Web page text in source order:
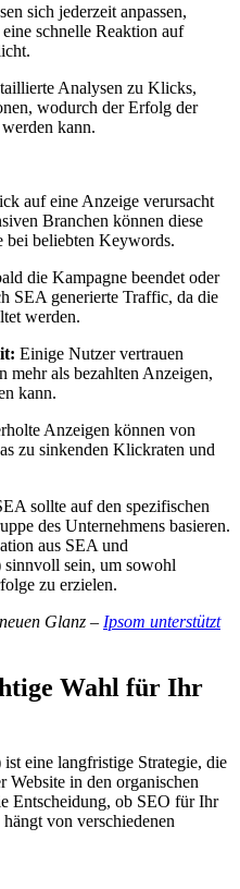
sich jederzeit anpassen,
schnelle Reaktion auf
Analysen zu Klicks,
wodurch der Erfolg der
kann.
auf eine Anzeige verursacht
Branchen können diese
bei beliebten Keywords.
die Kampagne beendet oder
SEA generierte Traffic, da die
werden.
Einige Nutzer vertrauen
mehr als bezahlten Anzeigen,
kann.
Anzeigen können von
zu sinkenden Klickraten und
sollte auf den spezifischen
des Unternehmens basieren.
aus SEA und
sinnvoll sein, um sowohl
zu erzielen.
Glanz – Ipsom unterstützt
Wahl für Ihr
eine langfristige Strategie, die
Website in den organischen
Entscheidung, ob SEO für Ihr
von verschiedenen